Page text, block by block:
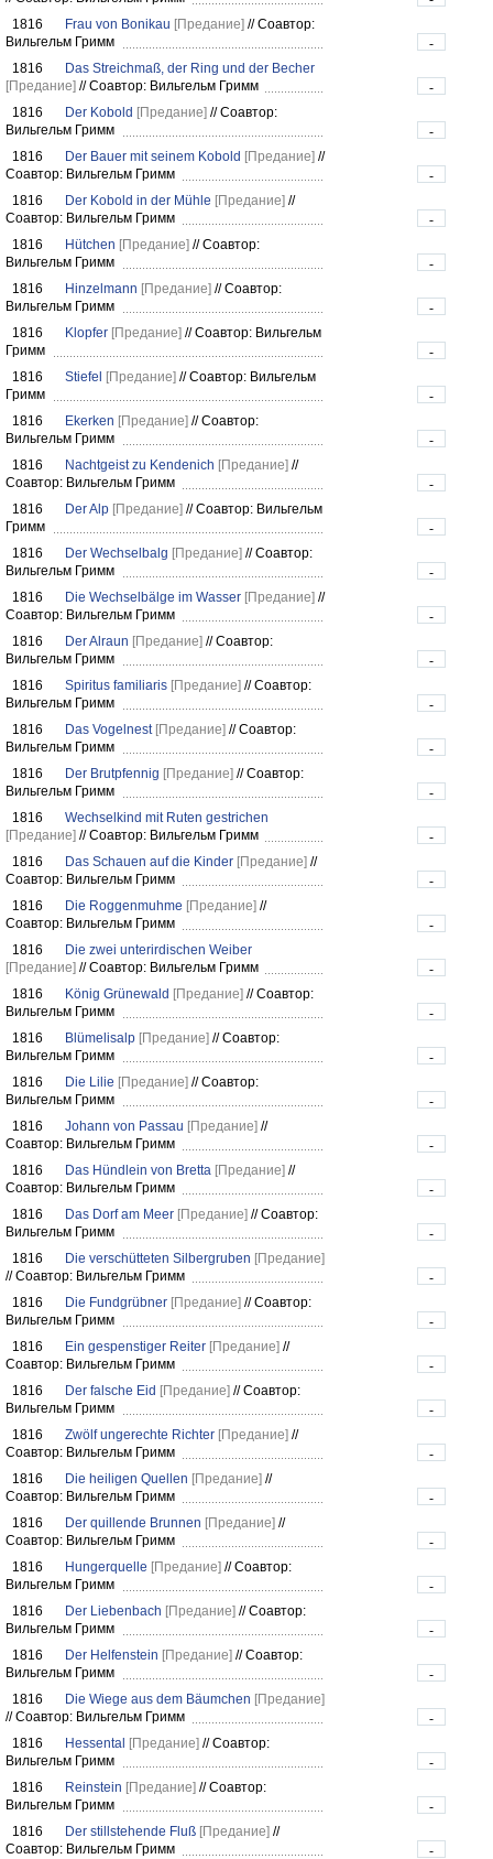
1816
Frau von Bonikau [Предание] //Соавтор:
Вильгельм Гримм
-
1816
Das Streichmaß, der Ring und der Becher
[Предание] //Соавтор: Вильгельм Гримм
-
1816
Der Kobold [Предание] //Соавтор:
Вильгельм Гримм
-
1816
Der Bauer mit seinem Kobold [Предание] //
Соавтор: Вильгельм Гримм
-
1816
Der Kobold in der Mühle [Предание] //
Соавтор: Вильгельм Гримм
-
1816
Hütchen [Предание] //Соавтор:
Вильгельм Гримм
-
1816
Hinzelmann [Предание] //Соавтор:
Вильгельм Гримм
-
1816
Klopfer [Предание] //Соавтор: Вильгельм
Гримм
-
1816
Stiefel [Предание] //Соавтор: Вильгельм
Гримм
-
1816
Ekerken [Предание] //Соавтор:
Вильгельм Гримм
-
1816
Nachtgeist zu Kendenich [Предание] //
Соавтор: Вильгельм Гримм
-
1816
Der Alp [Предание] //Соавтор: Вильгельм
Гримм
-
1816
Der Wechselbalg [Предание] //Соавтор:
Вильгельм Гримм
-
1816
Die Wechselbälge im Wasser [Предание] //
Соавтор: Вильгельм Гримм
-
1816
Der Alraun [Предание] //Соавтор:
Вильгельм Гримм
-
1816
Spiritus familiaris [Предание] //Соавтор:
Вильгельм Гримм
-
1816
Das Vogelnest [Предание] //Соавтор:
Вильгельм Гримм
-
1816
Der Brutpfennig [Предание] //Соавтор:
Вильгельм Гримм
-
1816
Wechselkind mit Ruten gestrichen
[Предание] //Соавтор: Вильгельм Гримм
-
1816
Das Schauen auf die Kinder [Предание] //
Соавтор: Вильгельм Гримм
-
1816
Die Roggenmuhme [Предание] //
Соавтор: Вильгельм Гримм
-
1816
Die zwei unterirdischen Weiber
[Предание] //Соавтор: Вильгельм Гримм
-
1816
König Grünewald [Предание] //Соавтор:
Вильгельм Гримм
-
1816
Blümelisalp [Предание] //Соавтор:
Вильгельм Гримм
-
1816
Die Lilie [Предание] //Соавтор:
Вильгельм Гримм
-
1816
Johann von Passau [Предание] //
Соавтор: Вильгельм Гримм
-
1816
Das Hündlein von Bretta [Предание] //
Соавтор: Вильгельм Гримм
-
1816
Das Dorf am Meer [Предание] //Соавтор:
Вильгельм Гримм
-
1816
Die verschütteten Silbergruben [Предание]
//Соавтор: Вильгельм Гримм
-
1816
Die Fundgrübner [Предание] //Соавтор:
Вильгельм Гримм
-
1816
Ein gespenstiger Reiter [Предание] //
Соавтор: Вильгельм Гримм
-
1816
Der falsche Eid [Предание] //Соавтор:
Вильгельм Гримм
-
1816
Zwölf ungerechte Richter [Предание] //
Соавтор: Вильгельм Гримм
-
1816
Die heiligen Quellen [Предание] //
Соавтор: Вильгельм Гримм
-
1816
Der quillende Brunnen [Предание] //
Соавтор: Вильгельм Гримм
-
1816
Hungerquelle [Предание] //Соавтор:
Вильгельм Гримм
-
1816
Der Liebenbach [Предание] //Соавтор:
Вильгельм Гримм
-
1816
Der Helfenstein [Предание] //Соавтор:
Вильгельм Гримм
-
1816
Die Wiege aus dem Bäumchen [Предание]
//Соавтор: Вильгельм Гримм
-
1816
Hessental [Предание] //Соавтор:
Вильгельм Гримм
-
1816
Reinstein [Предание] //Соавтор:
Вильгельм Гримм
-
1816
Der stillstehende Fluß [Предание] //
Соавтор: Вильгельм Гримм
-